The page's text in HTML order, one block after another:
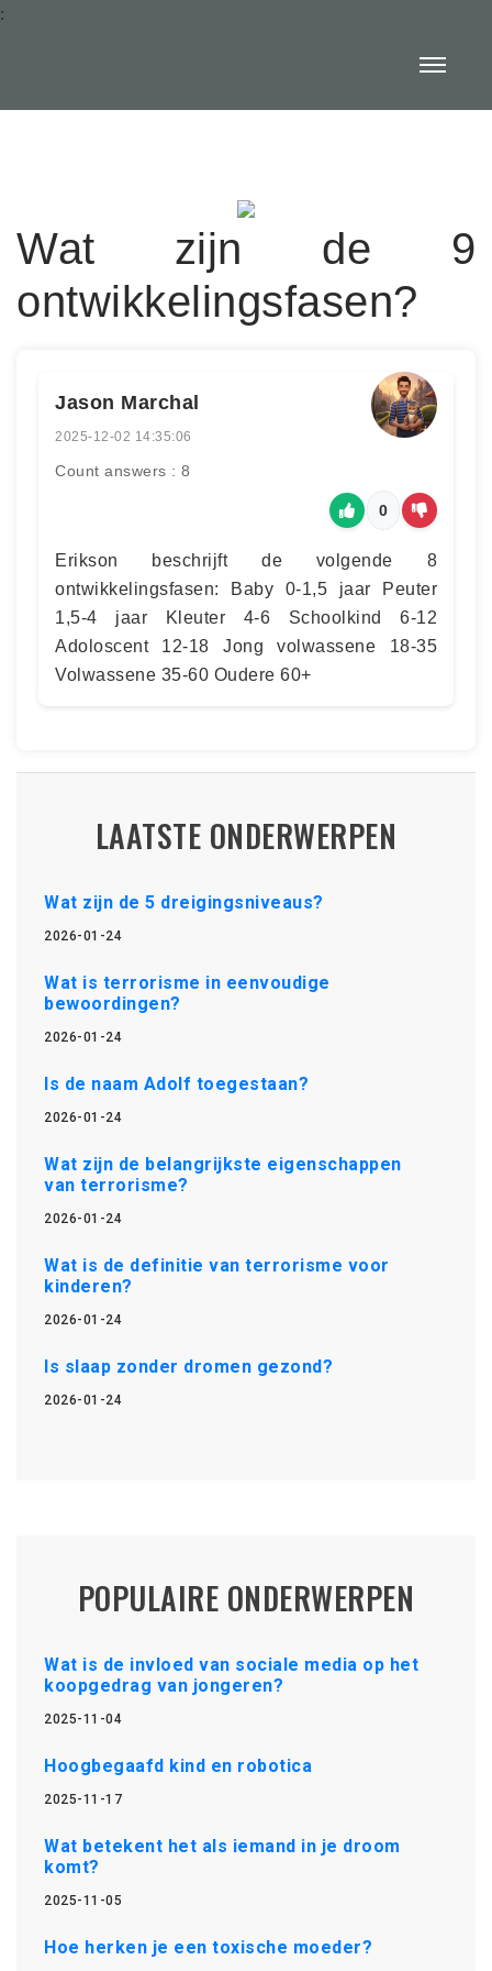
:
Wat zijn de 9
ontwikkelingsfasen?
Jason Marchal
2025-12-02 14:35:06
Count answers : 8
0
Erikson beschrijft de volgende 8
ontwikkelingsfasen: Baby 0-1,5 jaar Peuter
1,5-4 jaar Kleuter 4-6 Schoolkind 6-12
Adoloscent 12-18 Jong volwassene 18-35
Volwassene 35-60 Oudere 60+
LAATSTE ONDERWERPEN
Wat zijn de 5 dreigingsniveaus?
2026-01-24
Wat is terrorisme in eenvoudige
bewoordingen?
2026-01-24
Is de naam Adolf toegestaan?
2026-01-24
Wat zijn de belangrijkste eigenschappen
van terrorisme?
2026-01-24
Wat is de definitie van terrorisme voor
kinderen?
2026-01-24
Is slaap zonder dromen gezond?
2026-01-24
POPULAIRE ONDERWERPEN
Wat is de invloed van sociale media op het
koopgedrag van jongeren?
2025-11-04
Hoogbegaafd kind en robotica
2025-11-17
Wat betekent het als iemand in je droom
komt?
2025-11-05
Hoe herken je een toxische moeder?